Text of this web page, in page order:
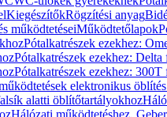
KiegészítőkRögzítési anyag
működtetéseiMűködtetőlapok
Pótalkatrészek ezekhez:
Pótalkatrészek ezekhez:
Pótalkatrészek ezekhez:
elektronikus
alatti öblítőtartályokhoz
Hálózati működtetéshez,